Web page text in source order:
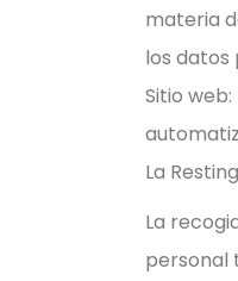
materia
los datos
Sitio
La
La
personal